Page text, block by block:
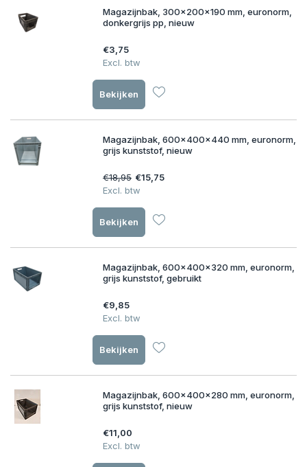
Magazijnbak, 300x200x190 mm, euronorm,
donkergrijs pp, nieuw
€3,75
Excl. btw
Bekijken
Magazijnbak, 600x400x440 mm, euronorm,
grijs kunststof, nieuw
€18,95 €15,75
Excl. btw
Bekijken
Magazijnbak, 600x400x320 mm, euronorm,
grijs kunststof, gebruikt
€9,85
Excl. btw
Bekijken
Magazijnbak, 600x400x280 mm, euronorm,
grijs kunststof, nieuw
€11,00
Excl. btw